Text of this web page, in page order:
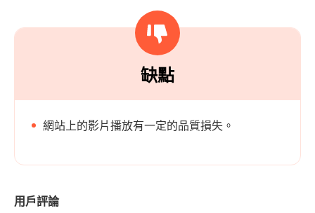
缺點
網站上的影片播放有一定的品質損失。
用戶評論